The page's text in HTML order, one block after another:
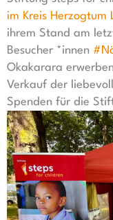
im Kreis Herzogtum
ihrem Stand am
Besucher *innen
Okakarara
Verkauf der
Spenden für die